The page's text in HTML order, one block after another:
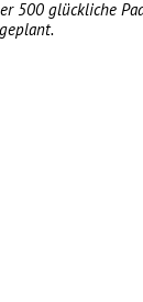
500 glückliche